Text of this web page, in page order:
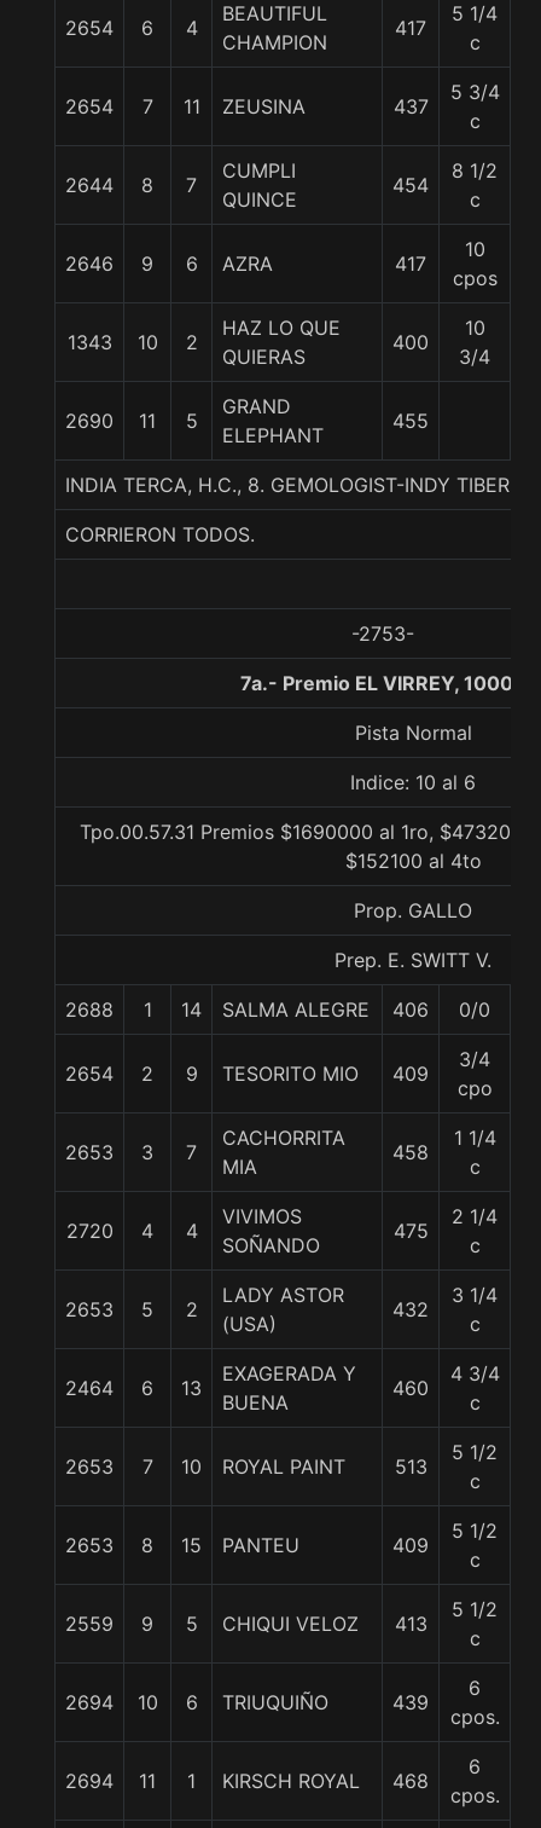
2654 6 4
BEAUTIFUL
CHAMPION
417
5 1/4
c
2654 7 11 ZEUSINA 437
5 3/4
c
2644 8 7
CUMPLI
QUINCE
454
8 1/2
c
2646 9 6 AZRA 417
10
cpos
1343 10 2
HAZ LO QUE
QUIERAS
400
10
3/4
2690 11 5
GRAND
ELEPHANT
455
INDIA TERCA, H.C., 8. GEMOLOGIST-INDY
CORRIERON TODOS.
-2753-
7a.- Premio EL VIRREY, 1000
Pista Normal
Indice: 10 al 6
Tpo.00.57.31 Premios $1690000 al 1ro, $473200
$152100 al 4to
Prop. GALLO
Prep. E. SWITT V.
2688 1 14 SALMA ALEGRE 406 0/0
2654 2 9 TESORITO MIO 409
3/4
cpo
2653 3 7
CACHORRITA
MIA
458
1 1/4
c
2720 4 4
VIVIMOS
SOÑANDO
475
2 1/4
c
2653 5 2
LADY ASTOR
(USA)
432
3 1/4
c
2464 6 13
EXAGERADA Y
BUENA
460
4 3/4
c
2653 7 10 ROYAL PAINT 513
5 1/2
c
2653 8 15 PANTEU 409
5 1/2
c
2559 9 5 CHIQUI VELOZ 413
5 1/2
c
2694 10 6 TRIUQUIÑO 439
6
cpos.
2694 11 1 KIRSCH ROYAL 468
6
cpos.